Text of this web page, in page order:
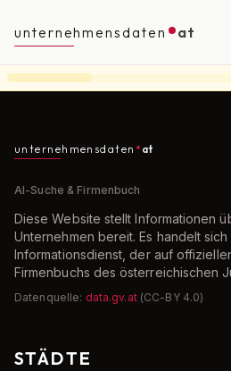
unternehmensdaten at
unternehmensdaten at
AI-Suche & Firmenbuch
Diese Website stellt Informationen
Unternehmen bereit. Es handelt sich
Informationsdienst, der auf
Firmenbuchs des österreichischen
Datenquelle: data.gv.at (CC-BY 4.0)
STÄDTE